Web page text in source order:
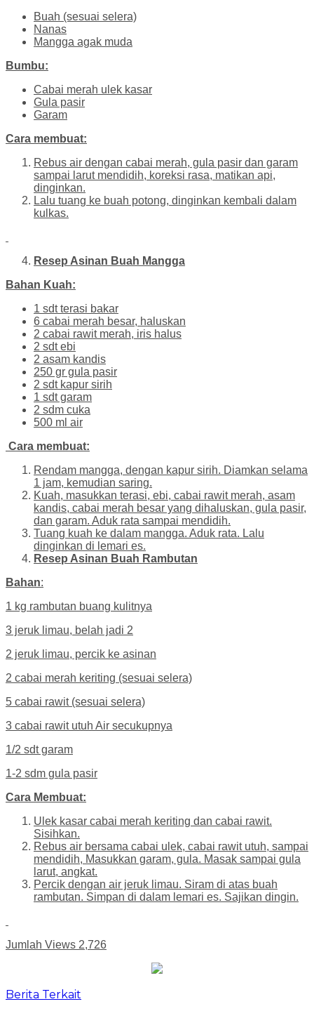
Buah (sesuai selera)
Nanas
Mangga agak muda
Bumbu:
Cabai merah ulek kasar
Gula pasir
Garam
Cara membuat:
Rebus air dengan cabai merah, gula pasir dan garam
sampai larut mendidih, koreksi rasa, matikan api,
dinginkan.
Lalu tuang ke buah potong, dinginkan kembali dalam
kulkas.
Resep Asinan Buah Mangga
Bahan Kuah:
1 sdt terasi bakar
6 cabai merah besar, haluskan
2 cabai rawit merah, iris halus
2 sdt ebi
2 asam kandis
250 gr gula pasir
2 sdt kapur sirih
1 sdt garam
2 sdm cuka
500 ml air
Cara membuat:
Rendam mangga, dengan kapur sirih. Diamkan selama
1 jam, kemudian saring.
Kuah, masukkan terasi, ebi, cabai rawit merah, asam
kandis, cabai merah besar yang dihaluskan, gula pasir,
dan garam. Aduk rata sampai mendidih.
Tuang kuah ke dalam mangga. Aduk rata. Lalu
dinginkan di lemari es.
Resep Asinan Buah Rambutan
Bahan:
1 kg rambutan buang kulitnya
3 jeruk limau, belah jadi 2
2 jeruk limau, percik ke asinan
2 cabai merah keriting (sesuai selera)
5 cabai rawit (sesuai selera)
3 cabai rawit utuh Air secukupnya
1/2 sdt garam
1-2 sdm gula pasir
Cara Membuat:
Ulek kasar cabai merah keriting dan cabai rawit.
Sisihkan.
Rebus air bersama cabai ulek, cabai rawit utuh, sampai
mendidih, Masukkan garam, gula. Masak sampai gula
larut, angkat.
Percik dengan air jeruk limau. Siram di atas buah
rambutan. Simpan di dalam lemari es. Sajikan dingin.
Jumlah Views 2,726
Berita Terkait